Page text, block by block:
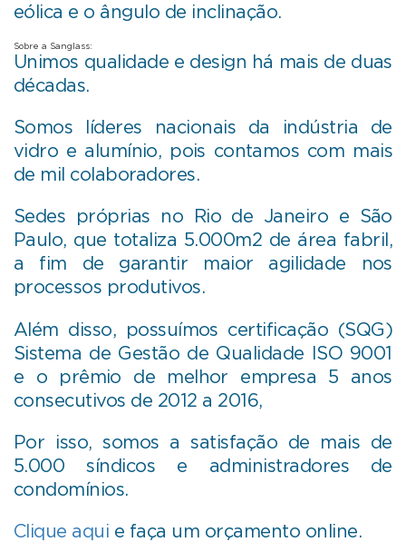
eólica e o ângulo de inclinação.
Sobre a Sanglass:
Unimos qualidade e design há mais de duas
décadas.
Somos líderes nacionais da indústria de
vidro e alumínio, pois contamos com mais
de mil colaboradores.
Sedes próprias no Rio de Janeiro e São
Paulo, que totaliza 5.000m2 de área fabril,
a fim de garantir maior agilidade nos
processos produtivos.
Além disso, possuímos certificação (SQG)
Sistema de Gestão de Qualidade ISO 9001
e o prêmio de melhor empresa 5 anos
consecutivos de 2012 a 2016,
Por isso, somos a satisfação de mais de
5.000 síndicos e administradores de
condomínios.
Clique aqui e faça um orçamento online.